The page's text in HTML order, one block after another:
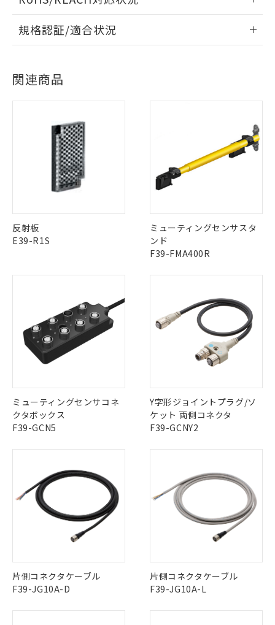
ログイン/会員登録いただくと、CADデータをダウンロー
ドすることができます。
ダウンロードデータをご利用いただく前に、以下を必ずお読
みください。
ソフトウェアの使用条件
EU RoHS 注意事項・凡例
対応状況 ※1
中国 RoHS 注意事項・凡例
中国 RoHS表
O
"対応済み"や非含有の記載がされた商品であっても、流通
在庫等で未対応品が混在する可能性があります。
非含有品が必要な際は、弊社営業部門もしくは販売店へお
問い合わせください。
この製品のRoHS/REACH対応状況ページへ
規格認証/適合状況
Yes
LR型式承認
（イギリス
船舶規格）
KR型式
（韓国
船舶規格
No
その他の認証はこちらのページからご検索ください
関連商品
反射板
E39-R1S
ミューティングセンサスタ
ンド
F39-FMA400R
ミューティングセンサコネ
クタボックス
F39-GCN5
Y字形ジョイントプラグ/ソ
ケット 両側コネクタ
F39-GCNY2
片側コネクタケーブル
F39-JG10A-D
片側コネクタケーブル
F39-JG10A-L